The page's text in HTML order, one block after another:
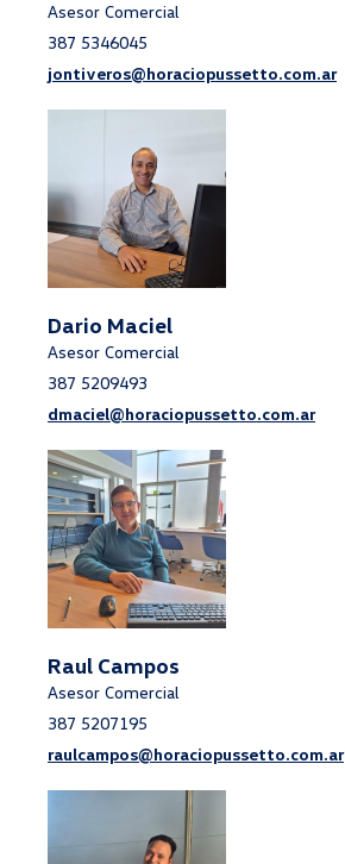
Asesor Comercial
387 5346045
jontiveros@horaciopussetto.com.ar
Dario Maciel
Asesor Comercial
387 5209493
dmaciel@horaciopussetto.com.ar
Raul Campos
Asesor Comercial
387 5207195
raulcampos@horaciopussetto.com.ar